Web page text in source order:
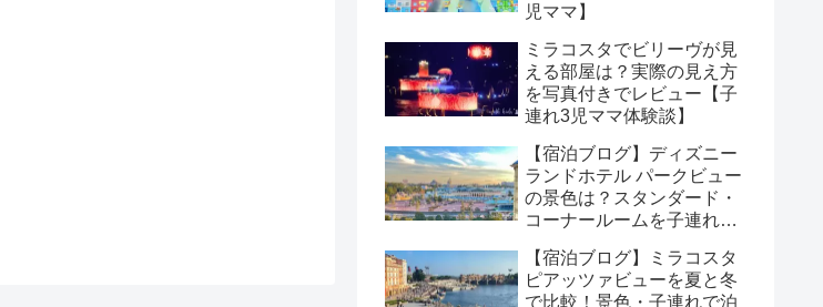
児ママ】
ミラコスタでビリーヴが見
える部屋は？実際の見え方
を写真付きでレビュー【子
連れ3児ママ体験談】
【宿泊ブログ】ディズニー
ランドホテル パークビュー
の景色は？スタンダード・
コーナールームを子連れで
【宿泊ブログ】ミラコスタ
ピアッツァビューを夏と冬
で比較！景色・子連れで泊